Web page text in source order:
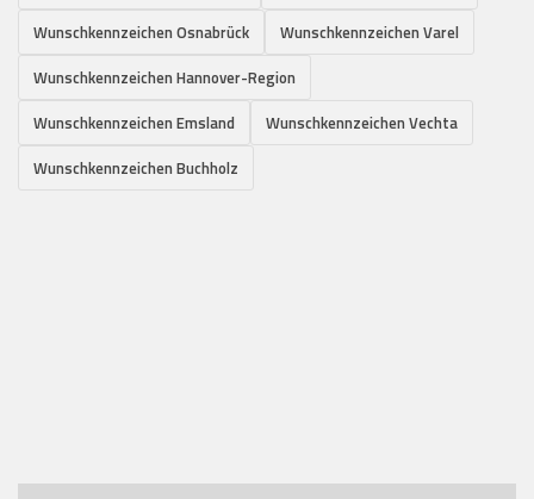
Wunschkennzeichen Osnabrück
Wunschkennzeichen Varel
Wunschkennzeichen Hannover-Region
Wunschkennzeichen Emsland
Wunschkennzeichen Vechta
Wunschkennzeichen Buchholz